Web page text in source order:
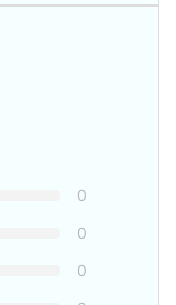
0
0
0